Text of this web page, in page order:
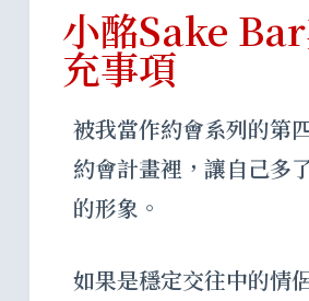
小酩Sake
充事項
被我當作約會系列的第
約會計畫裡，讓自己多
的形象。
如果是穩定交往中的情